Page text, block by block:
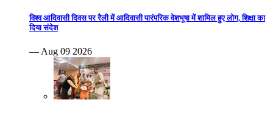
विश्व आदिवासी दिवस पर रैली में आदिवासी पारंपरिक वेशभूषा में शामिल हुए लोग, शिक्षा का
दिया संदेश
— Aug 09 2026